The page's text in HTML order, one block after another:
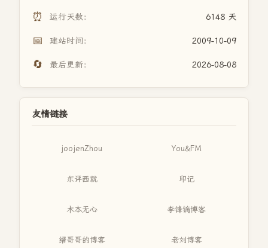
⏰ 运行天数： 6148 天
📅 建站时间： 2009-10-09
🔄 最后更新： 2026-08-08
友情链接
joojenZhou You&FM
东评西就 印记
木本无心 李锋镝博客
缙哥哥的博客 老刘博客